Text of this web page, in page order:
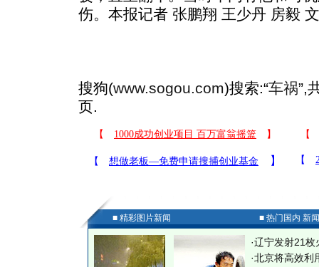
伤。本报记者 张鹏翔 王少丹 房毅
搜狗(www.sogou.com)搜索:“车祸”,
页.
■ 精彩图片新闻 ■ 热门国内 新
·辽宁发射21枚
·北京将高效利